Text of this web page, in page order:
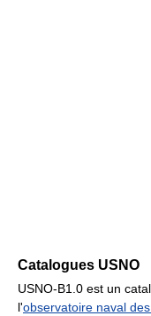
Catalogues USNO
USNO-B1.0 est un
l'observatoire naval